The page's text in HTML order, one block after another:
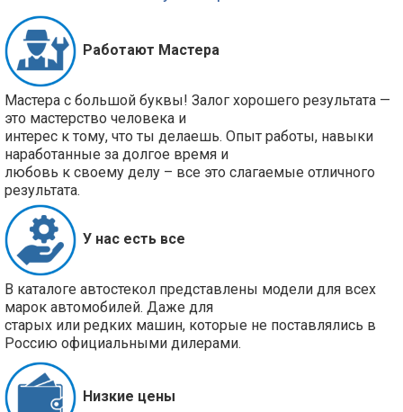
Работают Мастера
Мастера с большой буквы! Залог хорошего результата —
это мастерство человека и
интерес к тому, что ты делаешь. Опыт работы, навыки
наработанные за долгое время и
любовь к своему делу – все это слагаемые отличного
результата.
У нас есть все
В каталоге автостекол представлены модели для всех
марок автомобилей. Даже для
старых или редких машин, которые не поставлялись в
Россию официальными дилерами.
Низкие цены